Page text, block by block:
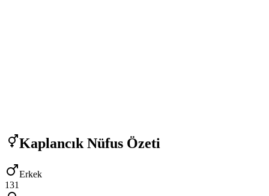
Kaplancık Nüfus Özeti
Erkek
131